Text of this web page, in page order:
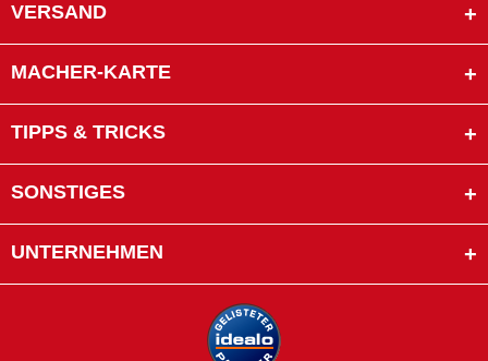
VERSAND
MACHER-KARTE
TIPPS & TRICKS
SONSTIGES
UNTERNEHMEN